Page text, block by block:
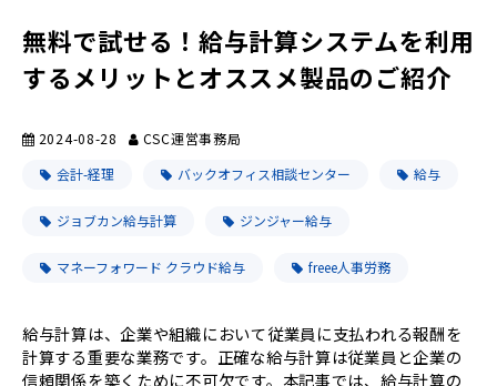
無料で試せる！給与計算システムを利用
するメリットとオススメ製品のご紹介
2024-08-28
CSC運営事務局
会計-経理
バックオフィス相談センター 給与
ジョブカン給与計算 ジンジャー給与
マネーフォワード クラウド給与 freee人事労務
給与計算は、企業や組織において従業員に支払われる報酬を
計算する重要な業務です。正確な給与計算は従業員と企業の
信頼関係を築くために不可欠です。本記事では、給与計算の